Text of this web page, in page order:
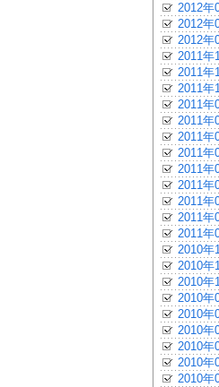
2012年
2012年
2012年
2011年
2011年
2011年
2011年
2011年
2011年
2011年
2011年
2011年
2011年
2011年
2011年
2010年
2010年
2010年
2010年
2010年
2010年
2010年
2010年
2010年